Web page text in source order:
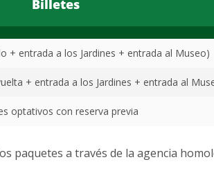
Billetes
+ entrada a los Jardines + entrada al Museo)
+ entrada a los Jardines + entrada al
optativos con reserva previa
paquetes a través de la agencia